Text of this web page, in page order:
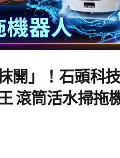
開」！石頭科
滾筒活水掃拖